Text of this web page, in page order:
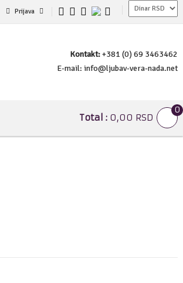
Prijava
Kontakt:+381 (0) 69 3463462
E-mail: info@ljubav-vera-nada.net
0
Total : 0,00 RSD